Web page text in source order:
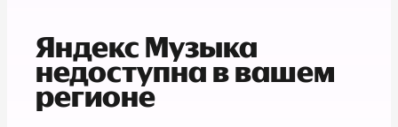
Яндекс Музыка
недоступна в вашем
регионе